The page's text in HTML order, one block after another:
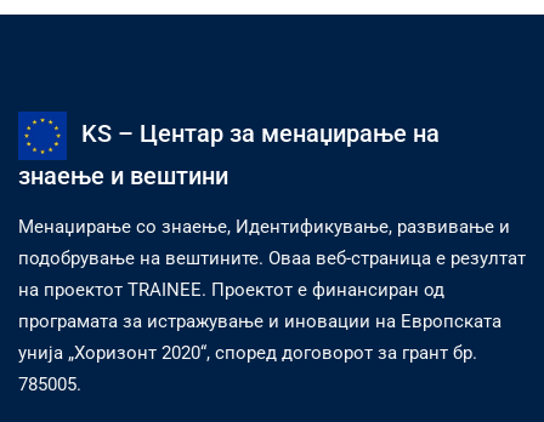
KS – Центар за менаџирање на
знаење и вештини
Менаџирање со знаење, Идентификување, развивање и
подобрување на вештините. Оваа веб-страница е резултат
на проектот TRAINEE. Проектот е финансиран од
програмата за истражување и иновации на Европската
унија „Хоризонт 2020“, според договорот за грант бр.
785005.